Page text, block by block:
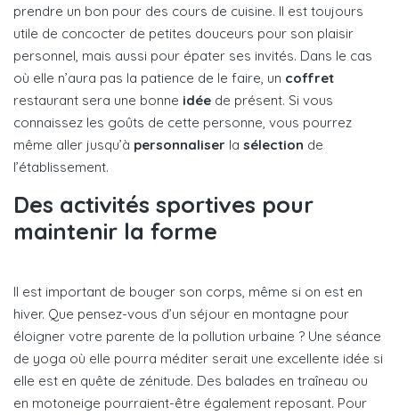
prendre un bon pour des cours de cuisine. Il est toujours
utile de concocter de petites douceurs pour son plaisir
personnel, mais aussi pour épater ses invités. Dans le cas
où elle n’aura pas la patience de le faire, un coffret
restaurant sera une bonne idée de présent. Si vous
connaissez les goûts de cette personne, vous pourrez
même aller jusqu’à personnaliser la sélection de
l’établissement.
Des activités sportives pour
maintenir la forme
Il est important de bouger son corps, même si on est en
hiver. Que pensez-vous d’un séjour en montagne pour
éloigner votre parente de la pollution urbaine ? Une séance
de yoga où elle pourra méditer serait une excellente idée si
elle est en quête de zénitude. Des balades en traîneau ou
en motoneige pourraient-être également reposant. Pour